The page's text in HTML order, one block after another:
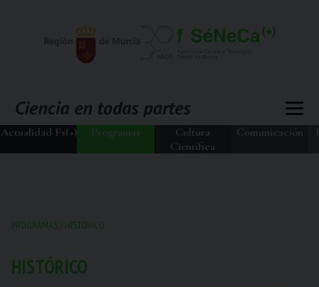
Actualidad Fs(+) Programas
Cultura
Científica
Comunicación
PROGRAMAS / HISTÓRICO
HISTÓRICO